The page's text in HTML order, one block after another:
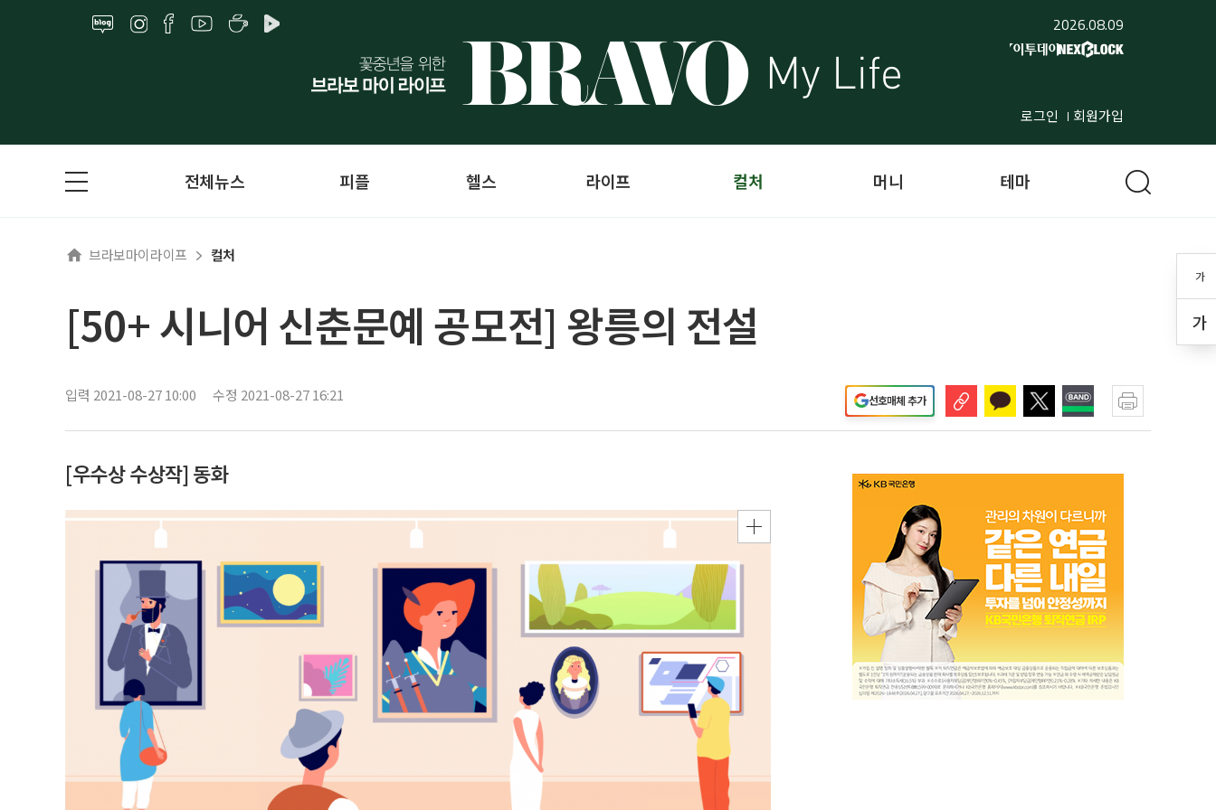
2026.08.09
로그인 회원가입
가
가
전체뉴스 피플 헬스 라이프 컬처 머니 테마
브라보마이라이프 컬처
[50+ 시니어 신춘문예 공모전] 왕릉의 전설
입력 2021-08-27 10:00 수정 2021-08-27 16:21 선호매체 추가
[우수상 수상작] 동화